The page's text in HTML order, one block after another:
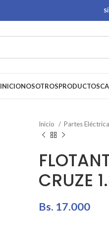
INICIONOSOTROSPRODUCTOS
Inicio Partes
CRUZE
Bs. 17.000